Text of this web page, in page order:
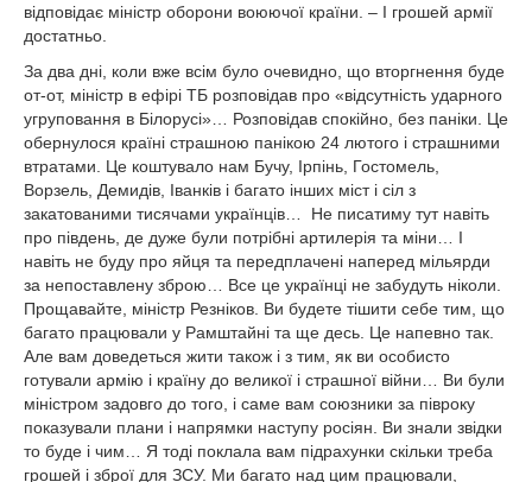
відповідає міністр оборони воюючої країни. – І грошей армії
достатньо.
За два дні, коли вже всім було очевидно, що вторгнення буде
от-от, міністр в ефірі ТБ розповідав про «відсутність ударного
угруповання в Білорусі»… Розповідав спокійно, без паніки. Це
обернулося країні страшною панікою 24 лютого і страшними
втратами. Це коштувало нам Бучу, Ірпінь, Гостомель,
Ворзель, Демидів, Іванків і багато інших міст і сіл з
закатованими тисячами українців… Не писатиму тут навіть
про південь, де дуже були потрібні артилерія та міни… І
навіть не буду про яйця та передплачені наперед мільярди
за непоставлену зброю… Все це українці не забудуть ніколи.
Прощавайте, міністр Резніков. Ви будете тішити себе тим, що
багато працювали у Рамштайні та ще десь. Це напевно так.
Але вам доведеться жити також і з тим, як ви особисто
готували армію і країну до великої і страшної війни… Ви були
міністром задовго до того, і саме вам союзники за півроку
показували плани і напрямки наступу росіян. Ви знали звідки
то буде і чим… Я тоді поклала вам підрахунки скільки треба
грошей і зброї для ЗСУ. Ми багато над цим працювали,